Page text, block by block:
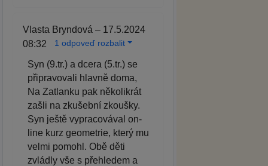
Vlasta Bryndová – 17.5.2024
08:32
1 odpoveď rozbalit
Syn (9.tr.) a dcera (5.tr.) se
připravovali hlavně doma,
Na Zatlanku pak několikrát
zašli na zkušební zkoušky.
Syn ještě vypracovával on-
line kurz geometrie, který mu
velmi pomohl. Obě děti
zvládly vše s přehledem a